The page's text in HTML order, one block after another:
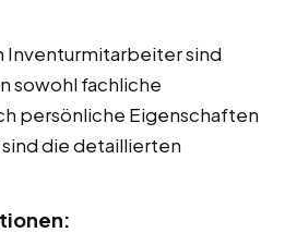
Inventurmitarbeiter sind
sowohl fachliche
persönliche Eigenschaften
die detaillierten